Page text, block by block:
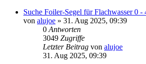
Suche Foiler-Segel für Flachwasser 0
von alujoe » 31. Aug 2025, 09:39
0 Antworten
3049 Zugriffe
Letzter Beitrag von alujoe
31. Aug 2025, 09:39